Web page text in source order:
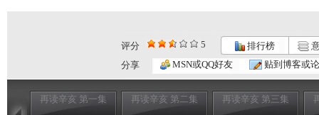
评分 5 排行榜
分享
MSN或QQ好友 贴到博客或
再读辛亥 第一集 再读辛亥 第二集 再读辛亥 第三集